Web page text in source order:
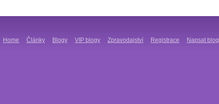
Home Články Blogy VIP blogy Zpravodajství Registrace Napsat blog